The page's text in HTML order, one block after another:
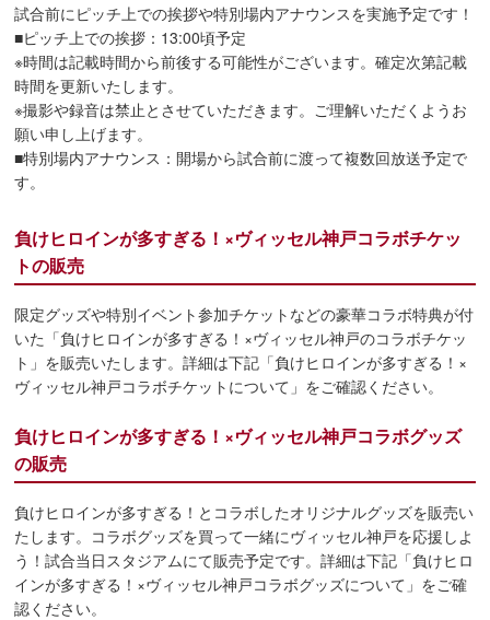
試合前にピッチ上での挨拶や特別場内アナウンスを実施予定です！
■ピッチ上での挨拶：13:00頃予定
※時間は記載時間から前後する可能性がございます。確定次第記載
時間を更新いたします。
※撮影や録音は禁止とさせていただきます。ご理解いただくようお
願い申し上げます。
■特別場内アナウンス：開場から試合前に渡って複数回放送予定で
す。
負けヒロインが多すぎる！×ヴィッセル神戸コラボチケッ
トの販売
限定グッズや特別イベント参加チケットなどの豪華コラボ特典が付
いた「負けヒロインが多すぎる！×ヴィッセル神戸のコラボチケッ
ト」を販売いたします。詳細は下記「負けヒロインが多すぎる！×
ヴィッセル神戸コラボチケットについて」をご確認ください。
負けヒロインが多すぎる！×ヴィッセル神戸コラボグッズ
の販売
負けヒロインが多すぎる！とコラボしたオリジナルグッズを販売い
たします。コラボグッズを買って一緒にヴィッセル神戸を応援しよ
う！試合当日スタジアムにて販売予定です。詳細は下記「負けヒロ
インが多すぎる！×ヴィッセル神戸コラボグッズについて」をご確
認ください。